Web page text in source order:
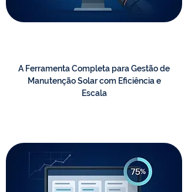
A Ferramenta Completa para Gestão de
Manutenção Solar com Eficiência e
Escala